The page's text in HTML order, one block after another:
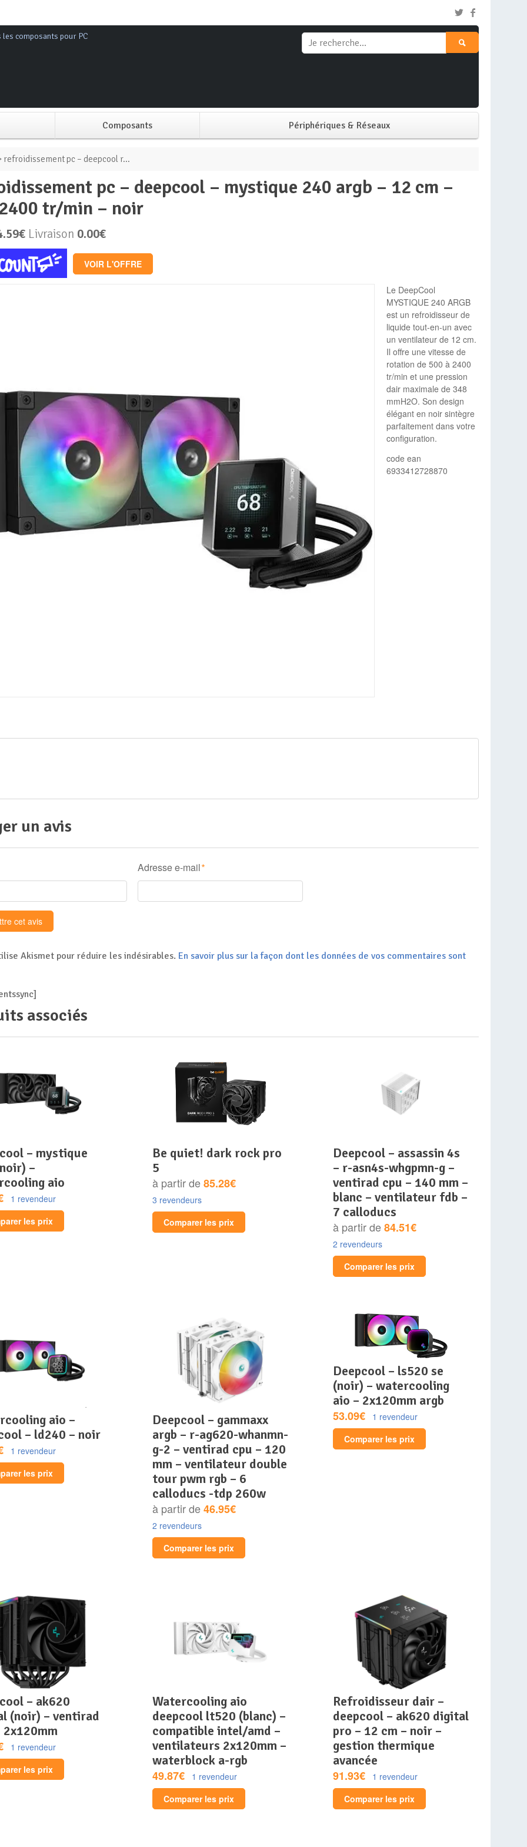
les composants pour PC
Composants
Alimentation PC
Boitier PC
Carte graphique
Mémoire PC
Périphériques & Réseaux
Ecran PC
refroidissement pc – deepcool r...
tr/min – noir
Livraison 0.00€
VOIR L'OFFRE
Le DeepCool
MYSTIQUE 240 ARGB
est un refroidisseur de
liquide tout-en-un avec
un ventilateur de 12 cm.
Il offre une vitesse de
rotation de 500 à 2400
tr/min et une pression
dair maximale de 348
mmH2O. Son design
élégant en noir sintègre
parfaitement dans votre
configuration.
code ean
6933412728870
un avis
Adresse e-mail *
Akismet pour réduire les indésirables. En savoir plus sur la façon dont les données de vos commentaires sont
associés
–
aio
1 revendeur
les prix
be quiet! dark rock pro
5
à partir de85.28€
3 revendeurs
Comparer les prix
deepcool – assassin 4s
– r-asn4s-whgpmn-g –
ventirad cpu – 140 mm –
blanc – ventilateur fdb –
7 calloducs
à partir de84.51€
2 revendeurs
Comparer les prix
– ld240 – noir
1 revendeur
les prix
deepcool – gammaxx
argb – r-ag620-whanmn-
g-2 – ventirad cpu – 120
mm – ventilateur double
tour pwm rgb – 6
calloducs -tdp 260w
à partir de46.95€
2 revendeurs
Comparer les prix
deepcool – ls520 se
(noir) – watercooling
aio – 2x120mm argb
53.09€
1 revendeur
Comparer les prix
(noir) – ventirad
2x120mm
1 revendeur
les prix
watercooling aio
deepcool lt520 (blanc) –
compatible intel/amd –
ventilateurs 2x120mm –
waterblock a-rgb
49.87€
1 revendeur
Comparer les prix
refroidisseur dair –
deepcool – ak620 digital
pro – 12 cm – noir –
gestion thermique
avancée
91.93€
1 revendeur
Comparer les prix